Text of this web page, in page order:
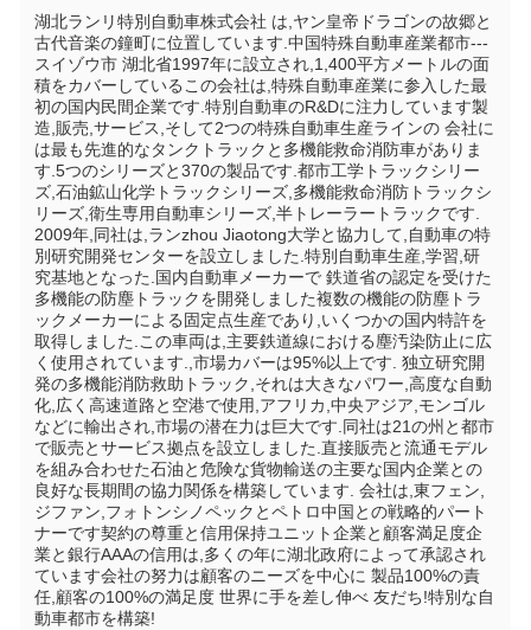
湖北ランリ特別自動車株式会社 は,ヤン皇帝ドラゴンの故郷と
古代音楽の鐘町に位置しています.中国特殊自動車産業都市---
スイゾウ市 湖北省1997年に設立され,1,400平方メートルの面
積をカバーしているこの会社は,特殊自動車産業に参入した最
初の国内民間企業です.特別自動車のR&Dに注力しています製
造,販売,サービス,そして2つの特殊自動車生産ラインの 会社に
は最も先進的なタンクトラックと多機能救命消防車がありま
す.5つのシリーズと370の製品です.都市工学トラックシリー
ズ,石油鉱山化学トラックシリーズ,多機能救命消防トラックシ
リーズ,衛生専用自動車シリーズ,半トレーラートラックです.
2009年,同社は,ランzhou Jiaotong大学と協力して,自動車の特
別研究開発センターを設立しました.特別自動車生産,学習,研
究基地となった.国内自動車メーカーで 鉄道省の認定を受けた
多機能の防塵トラックを開発しました複数の機能の防塵トラ
ックメーカーによる固定点生産であり,いくつかの国内特許を
取得しました.この車両は,主要鉄道線における塵汚染防止に広
く使用されています.,市場カバーは95%以上です. 独立研究開
発の多機能消防救助トラック,それは大きなパワー,高度な自動
化,広く高速道路と空港で使用,アフリカ,中央アジア,モンゴル
などに輸出され,市場の潜在力は巨大です.同社は21の州と都市
で販売とサービス拠点を設立しました.直接販売と流通モデル
を組み合わせた石油と危険な貨物輸送の主要な国内企業との
良好な長期間の協力関係を構築しています. 会社は,東フェン,
ジファン,フォトンシノペックとペトロ中国との戦略的パート
ナーです契約の尊重と信用保持ユニット企業と顧客満足度企
業と銀行AAAの信用は,多くの年に湖北政府によって承認され
ています会社の努力は顧客のニーズを中心に 製品100%の責
任,顧客の100%の満足度 世界に手を差し伸べ 友だち!特別な自
動車都市を構築!